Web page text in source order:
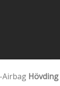
Airbag Hövding